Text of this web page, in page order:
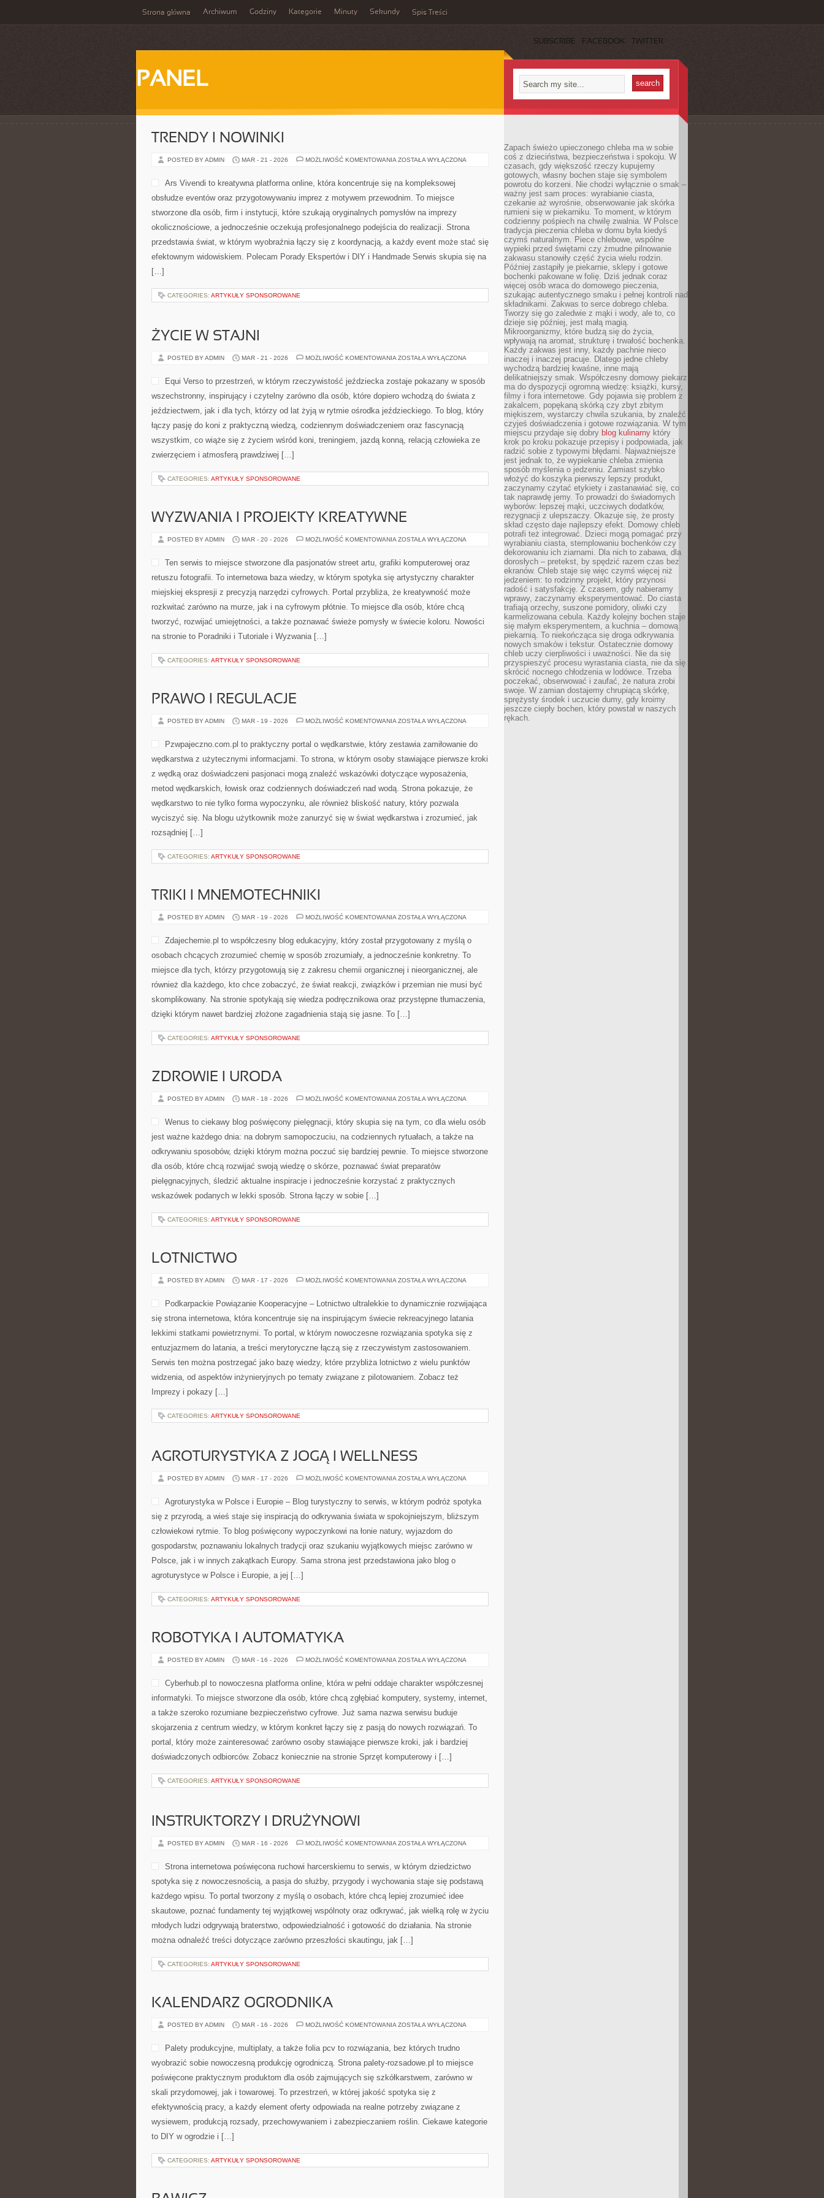
Strona główna Archiwum Godziny Kategorie Minuty Sekundy Spis Treści
SUBSCRIBE FACEBOOK TWITTER
PANEL
TRENDY I NOWINKI
POSTED BY ADMIN MAR - 21 - 2026 MOŻLIWOŚĆ KOMENTOWANIA TRENDY
ZOSTAŁA WYŁĄCZONA
Ars Vivendi to kreatywna platforma online, która koncentruje się na kompleksowej
obsłudze eventów oraz przygotowywaniu imprez z motywem przewodnim. To miejsce
stworzone dla osób, firm i instytucji, które szukają oryginalnych pomysłów na imprezy
okolicznościowe, a jednocześnie oczekują profesjonalnego podejścia do realizacji. Strona
przedstawia świat, w którym wyobraźnia łączy się z koordynacją, a każdy event może stać się
efektownym widowiskiem. Polecam Porady Ekspertów i DIY i Handmade Serwis skupia się na
[…]
CATEGORIES: ARTYKUŁY SPONSOROWANE
ŻYCIE W STAJNI
POSTED BY ADMIN MAR - 21 - 2026 MOŻLIWOŚĆ KOMENTOWANIA ŻYCIE
ZOSTAŁA WYŁĄCZONA
Equi Verso to przestrzeń, w którym rzeczywistość jeździecka zostaje pokazany w sposób
wszechstronny, inspirujący i czytelny zarówno dla osób, które dopiero wchodzą do świata z
jeździectwem, jak i dla tych, którzy od lat żyją w rytmie ośrodka jeździeckiego. To blog, który
łączy pasję do koni z praktyczną wiedzą, codziennym doświadczeniem oraz fascynacją
wszystkim, co wiąże się z życiem wśród koni, treningiem, jazdą konną, relacją człowieka ze
zwierzęciem i atmosferą prawdziwej […]
CATEGORIES: ARTYKUŁY SPONSOROWANE
WYZWANIA I PROJEKTY KREATYWNE
POSTED BY ADMIN MAR - 20 - 2026 MOŻLIWOŚĆ KOMENTOWANIA WYZWANIA
KREATYWNE
ZOSTAŁA WYŁĄCZONA
Ten serwis to miejsce stworzone dla pasjonatów street artu, grafiki komputerowej oraz
retuszu fotografii. To internetowa baza wiedzy, w którym spotyka się artystyczny charakter
miejskiej ekspresji z precyzją narzędzi cyfrowych. Portal przybliża, że kreatywność może
rozkwitać zarówno na murze, jak i na cyfrowym płótnie. To miejsce dla osób, które chcą
tworzyć, rozwijać umiejętności, a także poznawać świeże pomysły w świecie koloru. Nowości
na stronie to Poradniki i Tutoriale i Wyzwania […]
CATEGORIES: ARTYKUŁY SPONSOROWANE
PRAWO I REGULACJE
POSTED BY ADMIN MAR - 19 - 2026 MOŻLIWOŚĆ KOMENTOWANIA PRAWO
ZOSTAŁA WYŁĄCZONA
Pzwpajeczno.com.pl to praktyczny portal o wędkarstwie, który zestawia zamiłowanie do
wędkarstwa z użytecznymi informacjami. To strona, w którym osoby stawiające pierwsze kroki
z wędką oraz doświadczeni pasjonaci mogą znaleźć wskazówki dotyczące wyposażenia,
metod wędkarskich, łowisk oraz codziennych doświadczeń nad wodą. Strona pokazuje, że
wędkarstwo to nie tylko forma wypoczynku, ale również bliskość natury, który pozwala
wyciszyć się. Na blogu użytkownik może zanurzyć się w świat wędkarstwa i zrozumieć, jak
rozsądniej […]
CATEGORIES: ARTYKUŁY SPONSOROWANE
TRIKI I MNEMOTECHNIKI
POSTED BY ADMIN MAR - 19 - 2026 MOŻLIWOŚĆ KOMENTOWANIA TRIKI
ZOSTAŁA WYŁĄCZONA
Zdajechemie.pl to współczesny blog edukacyjny, który został przygotowany z myślą o
osobach chcących zrozumieć chemię w sposób zrozumiały, a jednocześnie konkretny. To
miejsce dla tych, którzy przygotowują się z zakresu chemii organicznej i nieorganicznej, ale
również dla każdego, kto chce zobaczyć, że świat reakcji, związków i przemian nie musi być
skomplikowany. Na stronie spotykają się wiedza podręcznikowa oraz przystępne tłumaczenia,
dzięki którym nawet bardziej złożone zagadnienia stają się jasne. To […]
CATEGORIES: ARTYKUŁY SPONSOROWANE
ZDROWIE I URODA
POSTED BY ADMIN MAR - 18 - 2026 MOŻLIWOŚĆ KOMENTOWANIA ZDROWIE
ZOSTAŁA WYŁĄCZONA
Wenus to ciekawy blog poświęcony pielęgnacji, który skupia się na tym, co dla wielu osób
jest ważne każdego dnia: na dobrym samopoczuciu, na codziennych rytuałach, a także na
odkrywaniu sposobów, dzięki którym można poczuć się bardziej pewnie. To miejsce stworzone
dla osób, które chcą rozwijać swoją wiedzę o skórze, poznawać świat preparatów
pielęgnacyjnych, śledzić aktualne inspiracje i jednocześnie korzystać z praktycznych
wskazówek podanych w lekki sposób. Strona łączy w sobie […]
CATEGORIES: ARTYKUŁY SPONSOROWANE
LOTNICTWO
POSTED BY ADMIN MAR - 17 - 2026 MOŻLIWOŚĆ KOMENTOWANIA LOTNICTWO
ZOSTAŁA WYŁĄCZONA
Podkarpackie Powiązanie Kooperacyjne – Lotnictwo ultralekkie to dynamicznie rozwijająca
się strona internetowa, która koncentruje się na inspirującym świecie rekreacyjnego latania
lekkimi statkami powietrznymi. To portal, w którym nowoczesne rozwiązania spotyka się z
entuzjazmem do latania, a treści merytoryczne łączą się z rzeczywistym zastosowaniem.
Serwis ten można postrzegać jako bazę wiedzy, które przybliża lotnictwo z wielu punktów
widzenia, od aspektów inżynieryjnych po tematy związane z pilotowaniem. Zobacz też
Imprezy i pokazy […]
CATEGORIES: ARTYKUŁY SPONSOROWANE
AGROTURYSTYKA Z JOGĄ I WELLNESS
POSTED BY ADMIN MAR - 17 - 2026 MOŻLIWOŚĆ KOMENTOWANIA AGROTURYSTYKA
WELLNESS
ZOSTAŁA WYŁĄCZONA
Agroturystyka w Polsce i Europie – Blog turystyczny to serwis, w którym podróż spotyka
się z przyrodą, a wieś staje się inspiracją do odkrywania świata w spokojniejszym, bliższym
człowiekowi rytmie. To blog poświęcony wypoczynkowi na łonie natury, wyjazdom do
gospodarstw, poznawaniu lokalnych tradycji oraz szukaniu wyjątkowych miejsc zarówno w
Polsce, jak i w innych zakątkach Europy. Sama strona jest przedstawiona jako blog o
agroturystyce w Polsce i Europie, a jej […]
CATEGORIES: ARTYKUŁY SPONSOROWANE
ROBOTYKA I AUTOMATYKA
POSTED BY ADMIN MAR - 16 - 2026 MOŻLIWOŚĆ KOMENTOWANIA ROBOTYKA
ZOSTAŁA WYŁĄCZONA
Cyberhub.pl to nowoczesna platforma online, która w pełni oddaje charakter współczesnej
informatyki. To miejsce stworzone dla osób, które chcą zgłębiać komputery, systemy, internet,
a także szeroko rozumiane bezpieczeństwo cyfrowe. Już sama nazwa serwisu buduje
skojarzenia z centrum wiedzy, w którym konkret łączy się z pasją do nowych rozwiązań. To
portal, który może zainteresować zarówno osoby stawiające pierwsze kroki, jak i bardziej
doświadczonych odbiorców. Zobacz koniecznie na stronie Sprzęt komputerowy i […]
CATEGORIES: ARTYKUŁY SPONSOROWANE
INSTRUKTORZY I DRUŻYNOWI
POSTED BY ADMIN MAR - 16 - 2026 MOŻLIWOŚĆ KOMENTOWANIA INSTRUKTORZY
ZOSTAŁA WYŁĄCZONA
Strona internetowa poświęcona ruchowi harcerskiemu to serwis, w którym dziedzictwo
spotyka się z nowoczesnością, a pasja do służby, przygody i wychowania staje się podstawą
każdego wpisu. To portal tworzony z myślą o osobach, które chcą lepiej zrozumieć idee
skautowe, poznać fundamenty tej wyjątkowej wspólnoty oraz odkrywać, jak wielką rolę w życiu
młodych ludzi odgrywają braterstwo, odpowiedzialność i gotowość do działania. Na stronie
można odnaleźć treści dotyczące zarówno przeszłości skautingu, jak […]
CATEGORIES: ARTYKUŁY SPONSOROWANE
KALENDARZ OGRODNIKA
POSTED BY ADMIN MAR - 16 - 2026 MOŻLIWOŚĆ KOMENTOWANIA KALENDARZ
ZOSTAŁA WYŁĄCZONA
Palety produkcyjne, multiplaty, a także folia pcv to rozwiązania, bez których trudno
wyobrazić sobie nowoczesną produkcję ogrodniczą. Strona palety-rozsadowe.pl to miejsce
poświęcone praktycznym produktom dla osób zajmujących się szkółkarstwem, zarówno w
skali przydomowej, jak i towarowej. To przestrzeń, w której jakość spotyka się z
efektywnością pracy, a każdy element oferty odpowiada na realne potrzeby związane z
wysiewem, produkcją rozsady, przechowywaniem i zabezpieczaniem roślin. Ciekawe kategorie
to DIY w ogrodzie i […]
CATEGORIES: ARTYKUŁY SPONSOROWANE
Zapach świeżo upieczonego chleba ma w sobie
coś z dzieciństwa, bezpieczeństwa i spokoju. W
czasach, gdy większość rzeczy kupujemy
gotowych, własny bochen staje się symbolem
powrotu do korzeni. Nie chodzi wyłącznie o smak –
ważny jest sam proces: wyrabianie ciasta,
czekanie aż wyrośnie, obserwowanie jak skórka
rumieni się w piekarniku. To moment, w którym
codzienny pośpiech na chwilę zwalnia. W Polsce
tradycja pieczenia chleba w domu była kiedyś
czymś naturalnym. Piece chlebowe, wspólne
wypieki przed świętami czy żmudne pilnowanie
zakwasu stanowiły część życia wielu rodzin.
Później zastąpiły je piekarnie, sklepy i gotowe
bochenki pakowane w folię. Dziś jednak coraz
więcej osób wraca do domowego pieczenia,
szukając autentycznego smaku i pełnej kontroli nad
składnikami. Zakwas to serce dobrego chleba.
Tworzy się go zaledwie z mąki i wody, ale to, co
dzieje się później, jest małą magią.
Mikroorganizmy, które budzą się do życia,
wpływają na aromat, strukturę i trwałość bochenka.
Każdy zakwas jest inny, każdy pachnie nieco
inaczej i inaczej pracuje. Dlatego jedne chleby
wychodzą bardziej kwaśne, inne mają
delikatniejszy smak. Współczesny domowy piekarz
ma do dyspozycji ogromną wiedzę: książki, kursy,
filmy i fora internetowe. Gdy pojawia się problem z
zakalcem, popękaną skórką czy zbyt zbitym
miękiszem, wystarczy chwila szukania, by znaleźć
czyjeś doświadczenia i gotowe rozwiązania. W tym
miejscu przydaje się dobry blog kulinarny który
krok po kroku pokazuje przepisy i podpowiada, jak
radzić sobie z typowymi błędami. Najważniejsze
jest jednak to, że wypiekanie chleba zmienia
sposób myślenia o jedzeniu. Zamiast szybko
włożyć do koszyka pierwszy lepszy produkt,
zaczynamy czytać etykiety i zastanawiać się, co
tak naprawdę jemy. To prowadzi do świadomych
wyborów: lepszej mąki, uczciwych dodatków,
rezygnacji z ulepszaczy. Okazuje się, że prosty
skład często daje najlepszy efekt. Domowy chleb
potrafi też integrować. Dzieci mogą pomagać przy
wyrabianiu ciasta, stemplowaniu bochenków czy
dekorowaniu ich ziarnami. Dla nich to zabawa, dla
dorosłych – pretekst, by spędzić razem czas bez
ekranów. Chleb staje się więc czymś więcej niż
jedzeniem: to rodzinny projekt, który przynosi
radość i satysfakcję. Z czasem, gdy nabieramy
wprawy, zaczynamy eksperymentować. Do ciasta
trafiają orzechy, suszone pomidory, oliwki czy
karmelizowana cebula. Każdy kolejny bochen staje
się małym eksperymentem, a kuchnia – domową
piekarnią. To niekończąca się droga odkrywania
nowych smaków i tekstur. Ostatecznie domowy
chleb uczy cierpliwości i uważności. Nie da się
przyspieszyć procesu wyrastania ciasta, nie da się
skrócić nocnego chłodzenia w lodówce. Trzeba
poczekać, obserwować i zaufać, że natura zrobi
swoje. W zamian dostajemy chrupiącą skórkę,
sprężysty środek i uczucie dumy, gdy kroimy
jeszcze ciepły bochen, który powstał w naszych
rękach.